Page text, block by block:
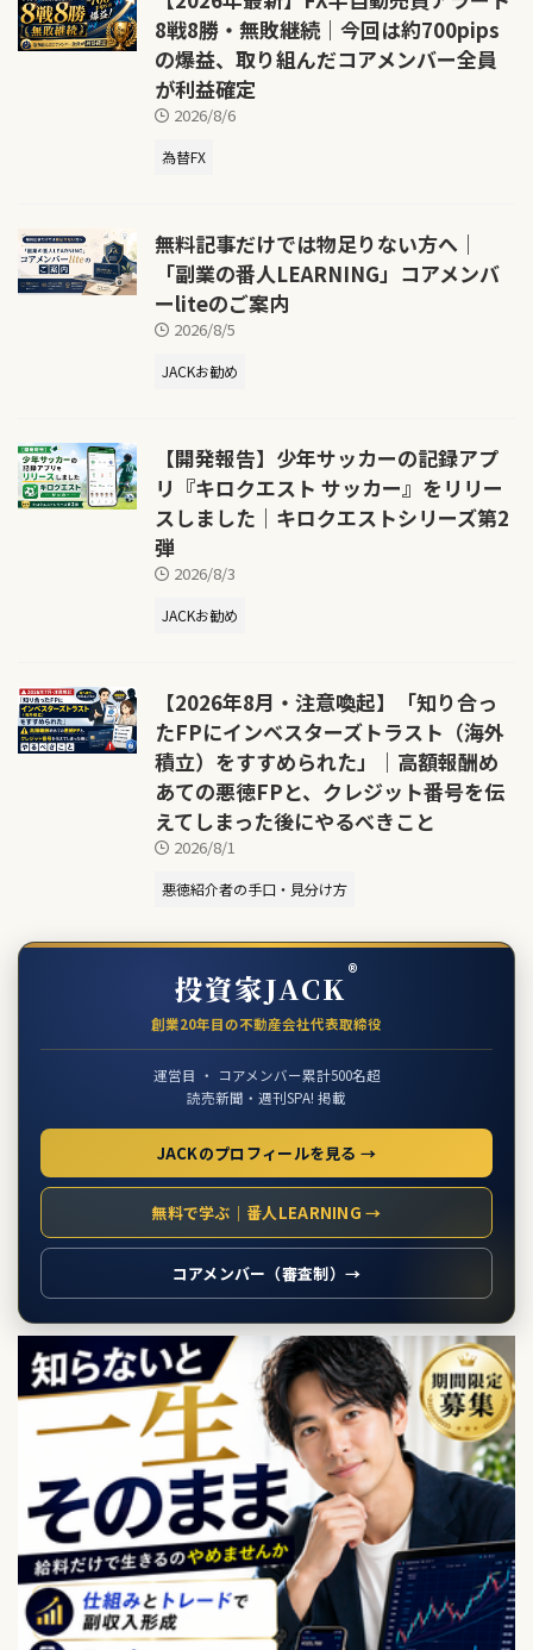
8戦8勝・無敗継続｜今回は約700pips
の爆益、取り組んだコアメンバー全員
が利益確定
2026/8/6
為替FX
無料記事だけでは物足りない方へ｜
「副業の番人LEARNING」コアメンバ
ーliteのご案内
2026/8/5
JACKお勧め
【開発報告】少年サッカーの記録アプ
リ『キロクエスト サッカー』をリリー
スしました｜キロクエストシリーズ第2
弾
2026/8/3
JACKお勧め
【2026年8月・注意喚起】「知り合っ
たFPにインベスターズトラスト（海外
積立）をすすめられた」｜高額報酬め
あての悪徳FPと、クレジット番号を伝
えてしまった後にやるべきこと
2026/8/1
悪徳紹介者の手口・見分け方
投資家JACK®
創業20年目の不動産会社代表取締役
運営目 ・ コアメンバー累計500名超
読売新聞・週刊SPA! 掲載
JACKのプロフィールを見る →
無料で学ぶ｜番人LEARNING →
コアメンバー（審査制）→